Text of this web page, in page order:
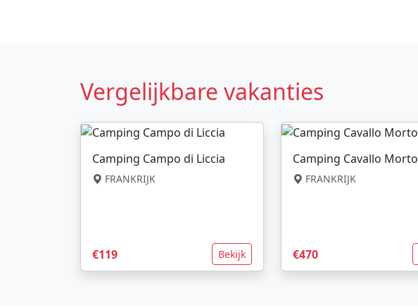
Vergelijkbare vakanties
Camping Campo di Liccia
FRANKRIJK
€119 Bekijk
Camping Cavallo Morto
FRANKRIJK
€470